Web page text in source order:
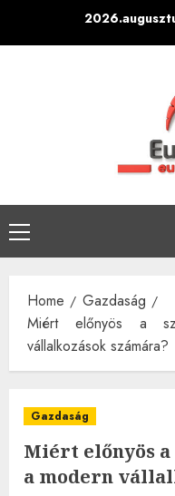
Primary
Menu
Home
Gazdaság
Miért előnyös a
vállalkozások számára?
Gazdaság
Miért előnyös
a modern